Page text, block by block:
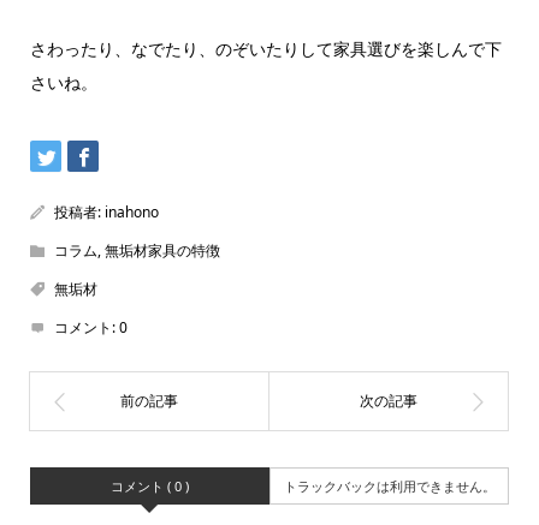
さわったり、なでたり、のぞいたりして家具選びを楽しんで下
さいね。
投稿者: inahono
コラム,無垢材家具の特徴
無垢材
コメント:0
コメント ( 0 ) トラックバックは利用できません。